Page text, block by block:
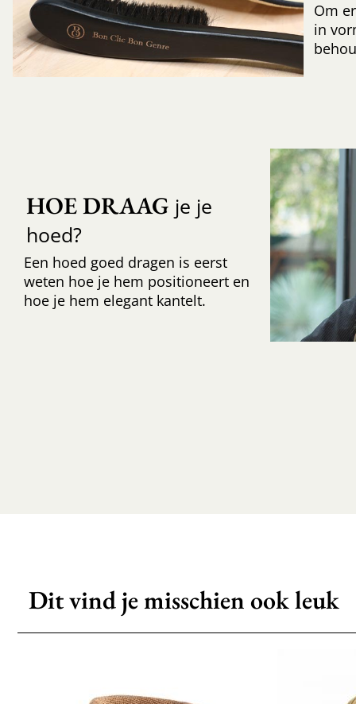
Om
in
HOE DRAAG je je
hoed?
Een hoed goed dragen is eerst
weten hoe je hem positioneert en
hoe je hem elegant kantelt.
Dit vind je misschien ook leuk